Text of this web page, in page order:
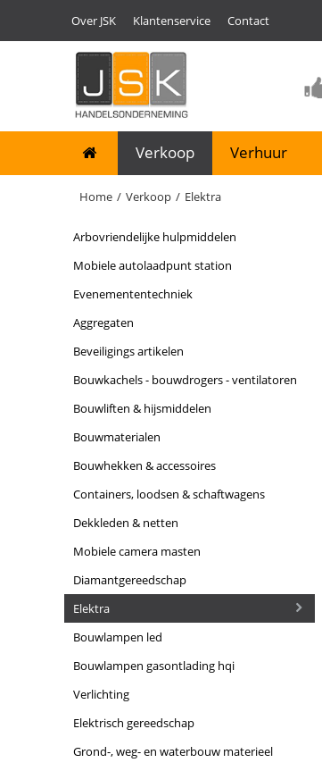
Over JSK Klantenservice Contact
Verkoop Verhuur
Home / Verkoop / Elektra
arbovriendelijke hulpmiddelen
mobiele autolaadpunt station
evenemententechniek
aggregaten
beveiligings artikelen
bouwkachels - bouwdrogers - ventilatoren
bouwliften & hijsmiddelen
bouwmaterialen
bouwhekken & accessoires
containers, loodsen & schaftwagens
dekkleden & netten
mobiele camera masten
diamantgereedschap
elektra
bouwlampen led
bouwlampen gasontlading hqi
verlichting
elektrisch gereedschap
grond-, weg- en waterbouw materieel